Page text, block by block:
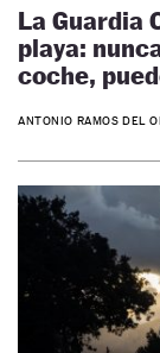
La Guardia
playa:
coche,
ANTONIO RAMOS DEL